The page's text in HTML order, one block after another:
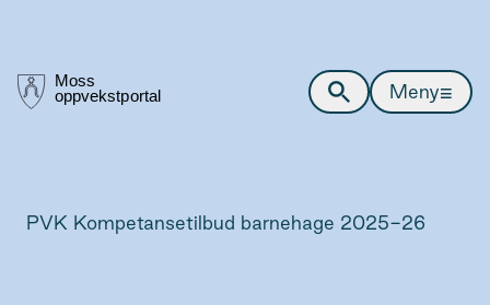
Meny≡
PVK Kompetansetilbud barnehage 2025-26